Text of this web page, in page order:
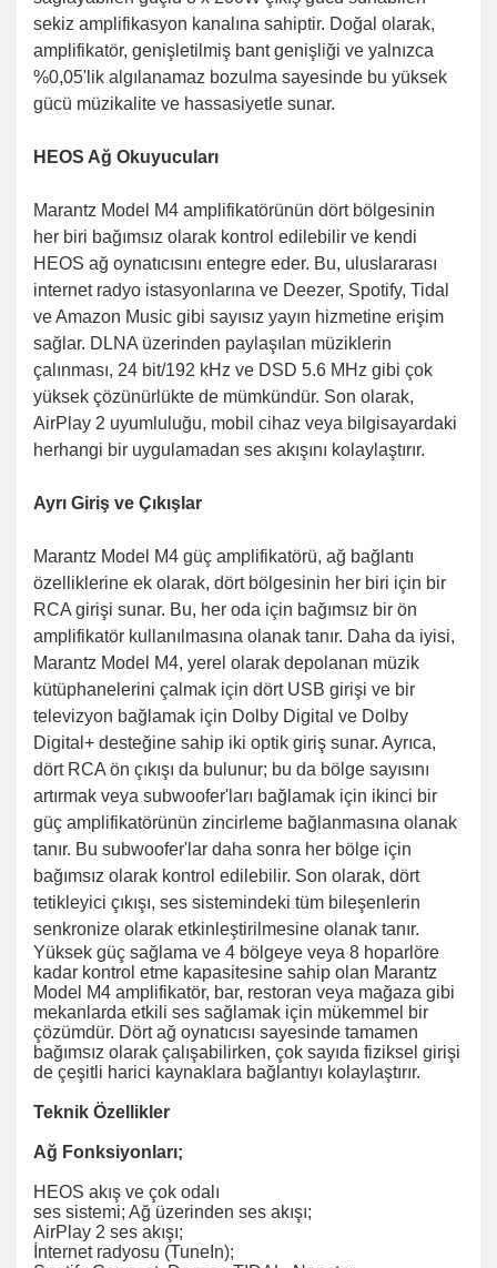
sekiz amplifikasyon kanalına sahiptir. Doğal olarak,
amplifikatör, genişletilmiş bant genişliği ve yalnızca
%0,05'lik algılanamaz bozulma sayesinde bu yüksek
gücü müzikalite ve hassasiyetle sunar.
HEOS Ağ Okuyucuları
Marantz Model M4 amplifikatörünün dört bölgesinin
her biri bağımsız olarak kontrol edilebilir ve kendi
HEOS ağ oynatıcısını entegre eder. Bu, uluslararası
internet radyo istasyonlarına ve Deezer, Spotify, Tidal
ve Amazon Music gibi sayısız yayın hizmetine erişim
sağlar. DLNA üzerinden paylaşılan müziklerin
çalınması, 24 bit/192 kHz ve DSD 5.6 MHz gibi çok
yüksek çözünürlükte de mümkündür. Son olarak,
AirPlay 2 uyumluluğu, mobil cihaz veya bilgisayardaki
herhangi bir uygulamadan ses akışını kolaylaştırır.
Ayrı Giriş ve Çıkışlar
Marantz Model M4 güç amplifikatörü, ağ bağlantı
özelliklerine ek olarak, dört bölgesinin her biri için bir
RCA girişi sunar. Bu, her oda için bağımsız bir ön
amplifikatör kullanılmasına olanak tanır. Daha da iyisi,
Marantz Model M4, yerel olarak depolanan müzik
kütüphanelerini çalmak için dört USB girişi ve bir
televizyon bağlamak için Dolby Digital ve Dolby
Digital+ desteğine sahip iki optik giriş sunar. Ayrıca,
dört RCA ön çıkışı da bulunur; bu da bölge sayısını
artırmak veya subwoofer'ları bağlamak için ikinci bir
güç amplifikatörünün zincirleme bağlanmasına olanak
tanır. Bu subwoofer'lar daha sonra her bölge için
bağımsız olarak kontrol edilebilir. Son olarak, dört
tetikleyici çıkışı, ses sistemindeki tüm bileşenlerin
senkronize olarak etkinleştirilmesine olanak tanır.
Yüksek güç sağlama ve 4 bölgeye veya 8 hoparlöre
kadar kontrol etme kapasitesine sahip olan Marantz
Model M4 amplifikatör, bar, restoran veya mağaza gibi
mekanlarda etkili ses sağlamak için mükemmel bir
çözümdür. Dört ağ oynatıcısı sayesinde tamamen
bağımsız olarak çalışabilirken, çok sayıda fiziksel girişi
de çeşitli harici kaynaklara bağlantıyı kolaylaştırır.
Teknik Özellikler
Ağ Fonksiyonları;
HEOS akış ve çok odalı
ses sistemi; Ağ üzerinden ses akışı;
AirPlay 2 ses akışı;
İnternet radyosu (TuneIn);